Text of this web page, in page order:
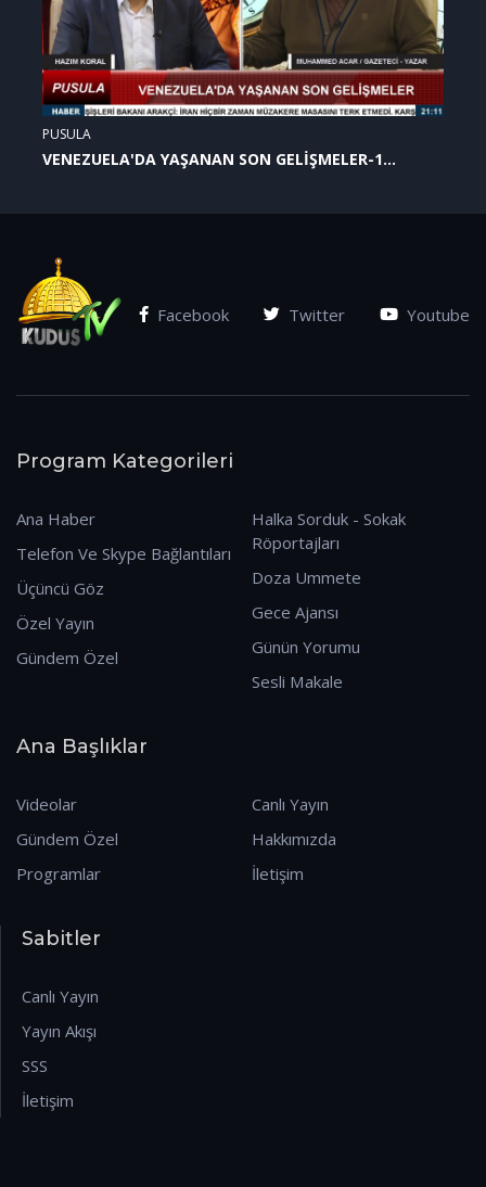
PUSULA
VENEZUELA'DA YAŞANAN SON GELİŞMELER-1
Facebook Twitter Youtube
Program Kategorileri
Ana Haber
Telefon Ve Skype Bağlantıları
Üçüncü Göz
Özel Yayın
Gündem Özel
Halka Sorduk - Sokak
Röportajları
Doza Ummete
Gece Ajansı
Günün Yorumu
Sesli Makale
Ana Başlıklar
Videolar
Gündem Özel
Programlar
Canlı Yayın
Hakkımızda
İletişim
Sabitler
Canlı Yayın
Yayın Akışı
SSS
İletişim